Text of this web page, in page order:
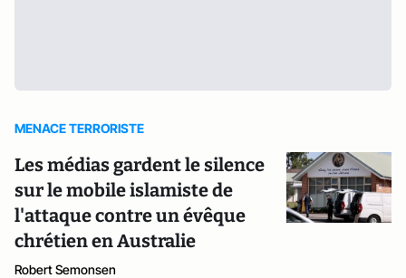
MENACE TERRORISTE
Les médias gardent le silence
sur le mobile islamiste de
l'attaque contre un évêque
chrétien en Australie
Robert Semonsen